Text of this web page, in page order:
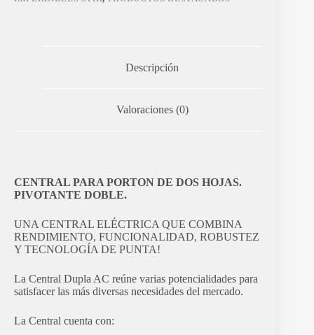
Descripción
Valoraciones (0)
CENTRAL PARA PORTON DE DOS HOJAS.
PIVOTANTE DOBLE.
UNA CENTRAL ELÉCTRICA QUE COMBINA
RENDIMIENTO, FUNCIONALIDAD, ROBUSTEZ
Y TECNOLOGÍA DE PUNTA!
La Central Dupla AC reúne varias potencialidades para
satisfacer las más diversas necesidades del mercado.
La Central cuenta con: